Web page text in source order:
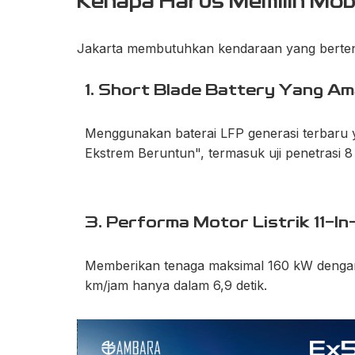
Jakarta membutuhkan kendaraan yang
1. Short Blade Battery Yang
Menggunakan baterai LFP generasi terbaru
Ekstrem Beruntun", termasuk uji penetrasi
3. Performa Motor Listrik 11-In-
Memberikan tenaga maksimal 160 kW
km/jam hanya dalam 6,9 detik.